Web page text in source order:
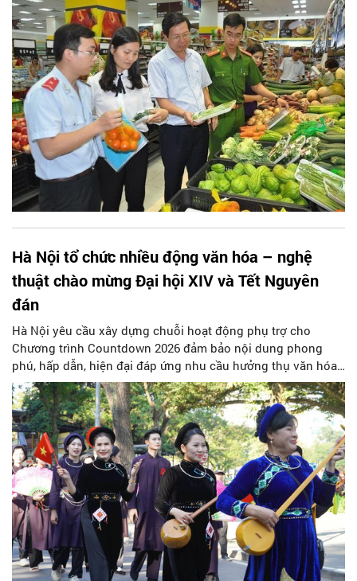
Hà Nội tổ chức nhiều động văn hóa – nghệ
thuật chào mừng Đại hội XIV và Tết Nguyên
đán
Hà Nội yêu cầu xây dựng chuỗi hoạt động phụ trợ cho
Chương trình Countdown 2026 đảm bảo nội dung phong
phú, hấp dẫn, hiện đại đáp ứng nhu cầu hưởng thụ văn hóa,
nghệ thuật của Nhân dân và du khách trong thời khắc đón
chào năm mới...